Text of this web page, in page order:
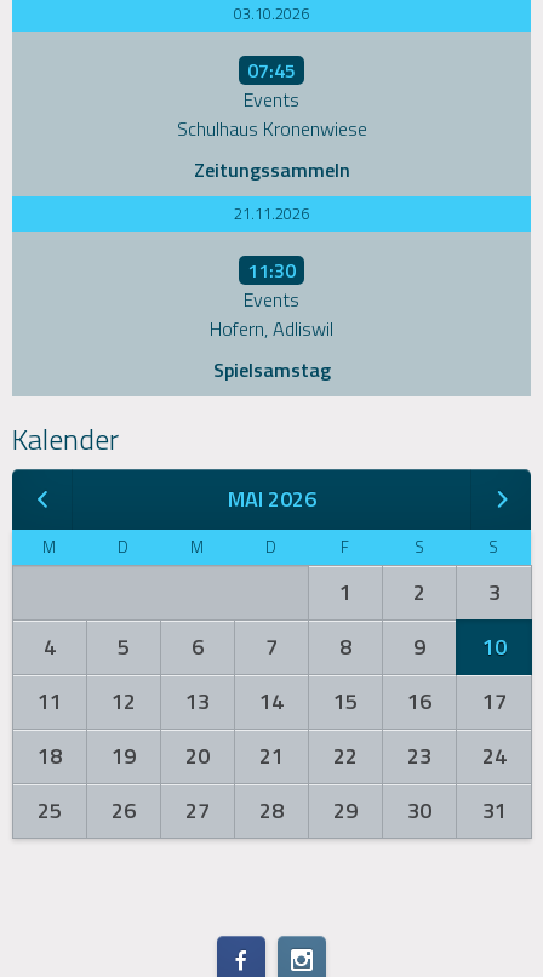
03.10.2026
07:45
Events
Schulhaus Kronenwiese
Zeitungssammeln
21.11.2026
11:30
Events
Hofern, Adliswil
Spielsamstag
Kalender
MAI 2026
M D M D F S S
1 2
3
4
5 6 7 8 9
10
11
12 13 14 15 16
17
18
19 20 21 22 23
24
25
26 27 28 29 30 31